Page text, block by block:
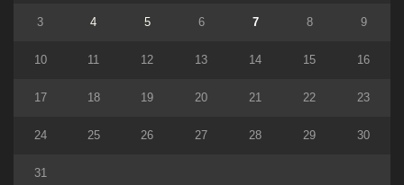
3 4 5 6 7 8 9
10 11 12 13 14 15 16
17 18 19 20 21 22 23
24 25 26 27 28 29 30
31